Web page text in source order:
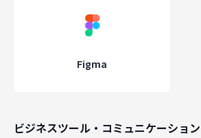
Figma
ビジネスツール・コミュニケーション